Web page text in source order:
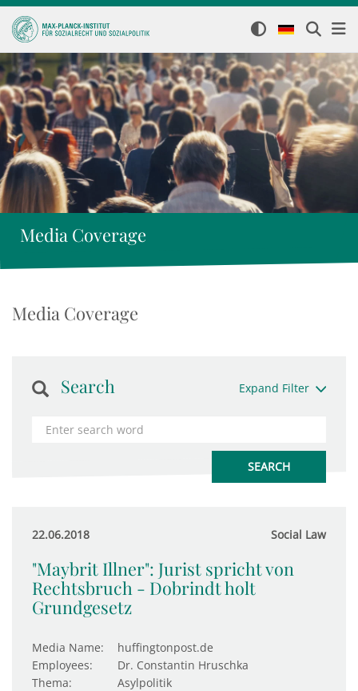
Media Coverage
Media Coverage
Search Expand Filter
22.06.2018 Social Law
"Maybrit Illner": Jurist spricht von
Rechtsbruch - Dobrindt holt
Grundgesetz
Media Name:
huffingtonpost.de
Employees:
Dr. Constantin Hruschka
Thema:
Asylpolitik